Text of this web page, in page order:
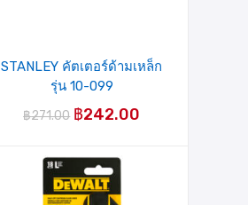
STANLEY คัตเตอร์ด้ามเหล็ก
รุ่น 10-099
฿271.00 ฿242.00